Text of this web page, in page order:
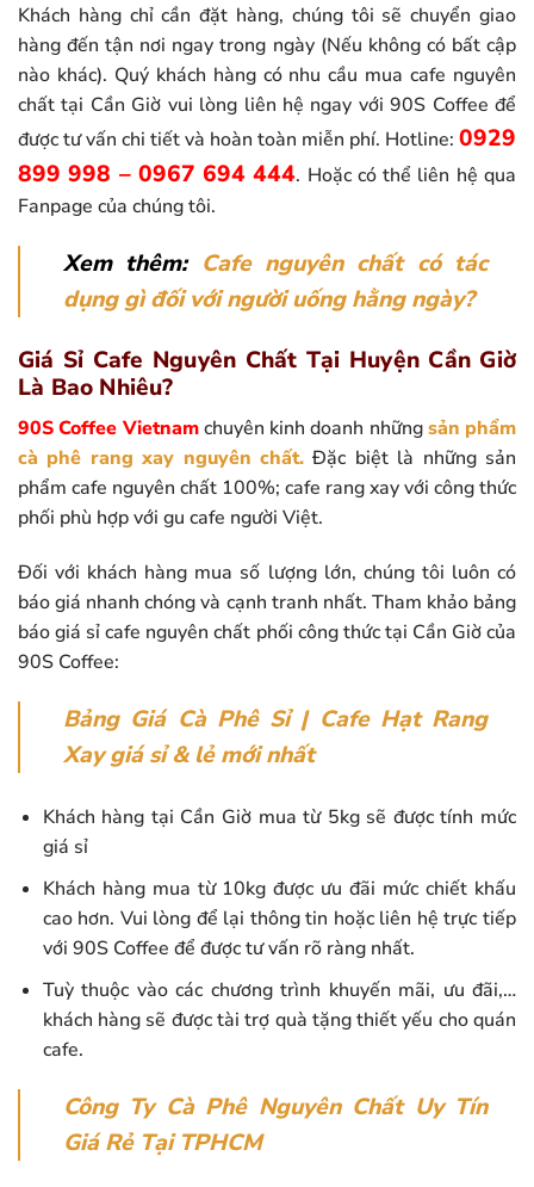
Khách hàng chỉ cần đặt hàng, chúng tôi sẽ chuyển giao
hàng đến tận nơi ngay trong ngày (Nếu không có bất cập
nào khác). Quý khách hàng có nhu cầu mua cafe nguyên
chất tại Cần Giờ vui lòng liên hệ ngay với 90S Coffee để
được tư vấn chi tiết và hoàn toàn miễn phí. Hotline: 0929
899 998 – 0967 694 444. Hoặc có thể liên hệ qua
Fanpage của chúng tôi.
Xem thêm: Cafe nguyên chất có tác
dụng gì đối với người uống hằng ngày?
Giá Sỉ Cafe Nguyên Chất Tại Huyện Cần Giờ
Là Bao Nhiêu?
90S Coffee Vietnamchuyên kinh doanh nhữngsản phẩm
cà phê rang xay nguyên chất. Đặc biệt là những sản
phẩm cafe nguyên chất 100%; cafe rang xay với công thức
phối phù hợp với gu cafe người Việt.
Đối với khách hàng mua số lượng lớn, chúng tôi luôn có
báo giá nhanh chóng và cạnh tranh nhất. Tham khảo bảng
báo giá sỉ cafe nguyên chất phối công thức tại Cần Giờ của
90S Coffee:
Bảng Giá Cà Phê Sỉ | Cafe Hạt Rang
Xay giá sỉ & lẻ mới nhất
Khách hàng tại Cần Giờ mua từ 5kg sẽ được tính mức
giá sỉ
Khách hàng mua từ 10kg được ưu đãi mức chiết khấu
cao hơn. Vui lòng để lại thông tin hoặc liên hệ trực tiếp
với 90S Coffee để được tư vấn rõ ràng nhất.
Tuỳ thuộc vào các chương trình khuyến mãi, ưu đãi,…
khách hàng sẽ được tài trợ quà tặng thiết yếu cho quán
cafe.
Công Ty Cà Phê Nguyên Chất Uy Tín
Giá Rẻ Tại TPHCM